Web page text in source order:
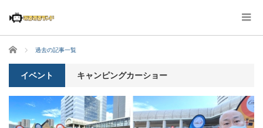
ホーム 過去の記事一覧
イベント キャンピングカーショー